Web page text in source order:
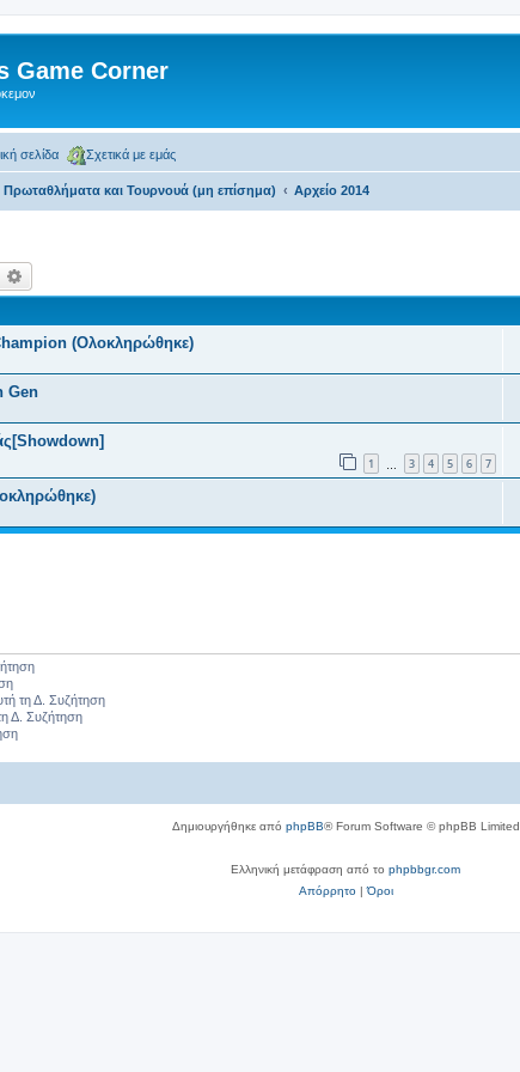
Game Corner
σελίδα Σχετικά με εμάς
Πρωταθλήματα και Τουρνουά (μη επίσημα) Αρχείο 2014
Αναζήτηση
(Ολοκληρώθηκε)
Gen
1 3 4 5 6 7
τη Δ. Συζήτηση
Δ. Συζήτηση
Δημιουργήθηκε από phpBB® Forum Software © phpBB Limited
Ελληνική μετάφραση από το phpbbgr.com
Απόρρητο|Όροι